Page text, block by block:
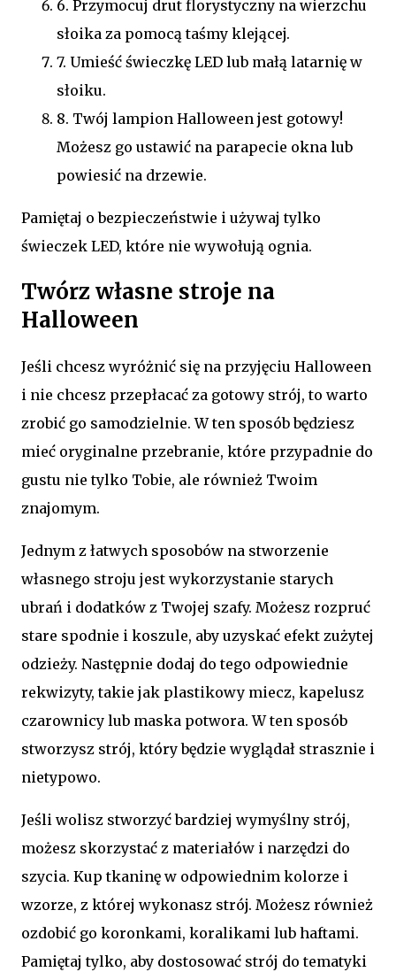
6. Przymocuj drut florystyczny na wierzchu
słoika za pomocą taśmy klejącej.
7. Umieść świeczkę LED lub małą latarnię w
słoiku.
8. Twój lampion Halloween jest gotowy!
Możesz go ustawić na parapecie okna lub
powiesić na drzewie.
Pamiętaj o bezpieczeństwie i używaj tylko
świeczek LED, które nie wywołują ognia.
Twórz własne stroje na
Halloween
Jeśli chcesz wyróżnić się na przyjęciu Halloween
i nie chcesz przepłacać za gotowy strój, to warto
zrobić go samodzielnie. W ten sposób będziesz
mieć oryginalne przebranie, które przypadnie do
gustu nie tylko Tobie, ale również Twoim
znajomym.
Jednym z łatwych sposobów na stworzenie
własnego stroju jest wykorzystanie starych
ubrań i dodatków z Twojej szafy. Możesz rozpruć
stare spodnie i koszule, aby uzyskać efekt zużytej
odzieży. Następnie dodaj do tego odpowiednie
rekwizyty, takie jak plastikowy miecz, kapelusz
czarownicy lub maska potwora. W ten sposób
stworzysz strój, który będzie wyglądał strasznie i
nietypowo.
Jeśli wolisz stworzyć bardziej wymyślny strój,
możesz skorzystać z materiałów i narzędzi do
szycia. Kup tkaninę w odpowiednim kolorze i
wzorze, z której wykonasz strój. Możesz również
ozdobić go koronkami, koralikami lub haftami.
Pamiętaj tylko, aby dostosować strój do tematyki